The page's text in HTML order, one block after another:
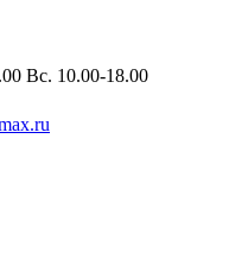
Вс. 10.00-18.00